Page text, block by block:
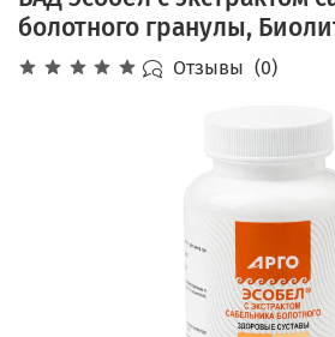
болотного гранулы,
Отзывы (0)